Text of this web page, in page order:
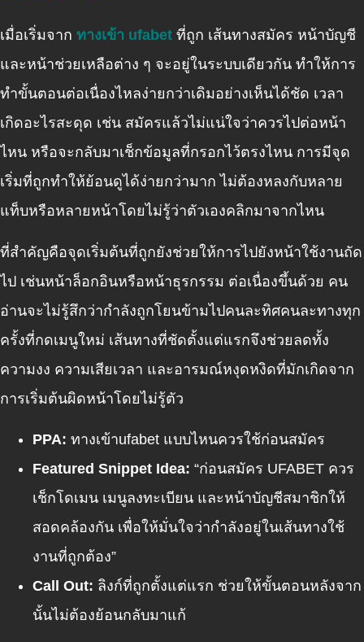
เมื่อเริ่มจาก ทางเข้า ufabet ที่ถูก เส้นทางสมัคร หน้าบัญชี
และหน้าช่วยเหลือต่าง ๆ จะอยู่ในระบบเดียวกัน ทำให้การ
ทำขั้นตอนต่อเนื่องไหลง่ายกว่าเดิมอย่างเห็นได้ชัด เวลา
เกิดอะไรสะดุด เช่น สมัครแล้วไม่แน่ใจว่าควรไปต่อหน้า
ไหน หรือจะกลับมาเช็กข้อมูลที่กรอกไว้ตรงไหน การมีจุด
เริ่มที่ถูกทำให้ย้อนดูได้ง่ายกว่ามาก ไม่ต้องหลงกับหลาย
แท็บหรือหลายหน้าโดยไม่รู้ว่าตัวเองคลิกมาจากไหน
ที่สำคัญคือจุดเริ่มต้นที่ถูกยังช่วยให้การไปยังหน้าใช้งานถัด
ไป เช่นหน้าล็อกอินหรือหน้าธุรกรรม ต่อเนื่องขึ้นด้วย คน
อ่านจะไม่รู้สึกว่ากำลังถูกโยนข้ามไปคนละทิศคนละทางทุก
ครั้งที่กดเมนูใหม่ เส้นทางที่ชัดตั้งแต่แรกจึงช่วยลดทั้ง
ความงง ความเสียเวลา และอารมณ์หงุดหงิดที่มักเกิดจาก
การเริ่มต้นผิดหน้าโดยไม่รู้ตัว
PPA: ทางเข้าufabet แบบไหนควรใช้ก่อนสมัคร
Featured Snippet Idea: “ก่อนสมัคร UFABET ควร
เช็กโดเมน เมนูลงทะเบียน และหน้าบัญชีสมาชิกให้
สอดคล้องกัน เพื่อให้มั่นใจว่ากำลังอยู่ในเส้นทางใช้
งานที่ถูกต้อง”
Call Out: ลิงก์ที่ถูกตั้งแต่แรก ช่วยให้ขั้นตอนหลังจาก
นั้นไม่ต้องย้อนกลับมาแก้